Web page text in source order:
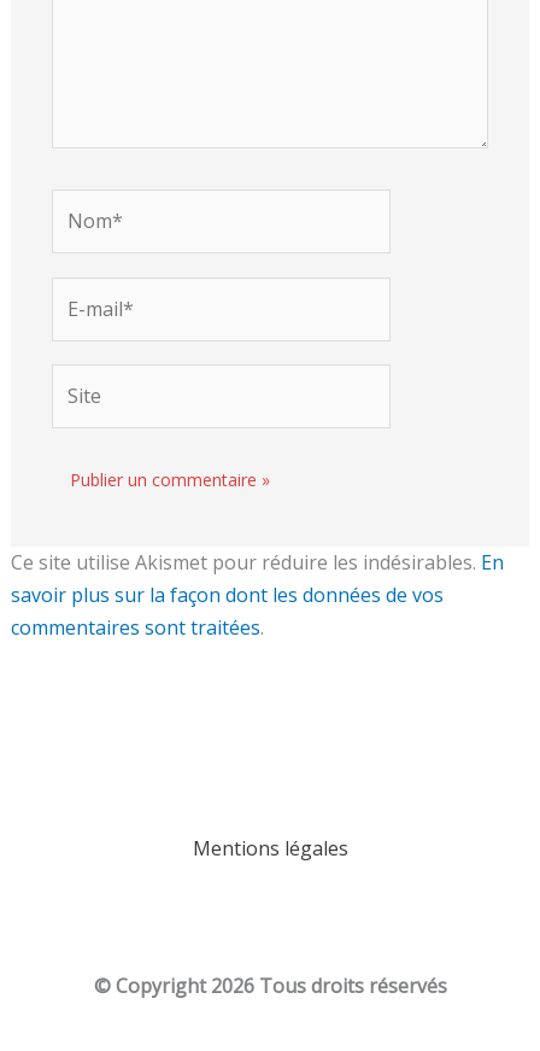
mail*
Ce site utilise Akismet pour réduire les indésirables. En
savoir plus sur la façon dont les données de vos
commentaires sont traitées.
Mentions légales
© Copyright2026 Tous droits réservés